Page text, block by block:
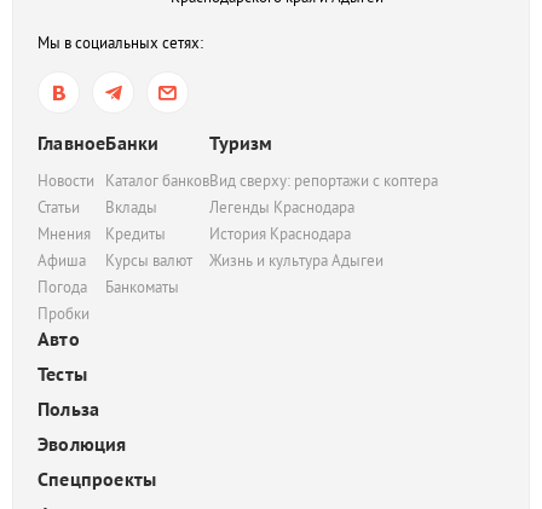
Мы в социальных сетях:
Главное
Новости
Статьи
Мнения
Афиша
Погода
Пробки
Банки
Каталог банков
Вклады
Кредиты
Курсы валют
Банкоматы
Туризм
Вид сверху: репортажи с коптера
Легенды Краснодара
История Краснодара
Жизнь и культура Адыгеи
Авто
Тесты
Польза
Эволюция
Спецпроекты